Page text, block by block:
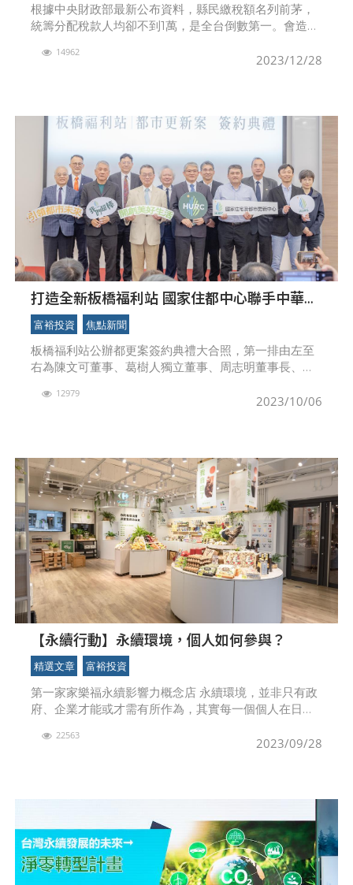
根據中央財政部最新公布資料，縣民繳稅額名列前茅，
統籌分配稅款人均卻不到1萬，是全台倒數第一。會造成
《財政收支劃分法》沒有與時俱進的進行修訂，忽略各
2023/12/28
14962
打造全新板橋福利站 國家住都中心聯手中華工
程推公辦都更
富裕投資 焦點新聞
板橋福利站公辦都更案簽約典禮大合照，第一排由左至
右為陳文可董事、葛樹人獨立董事、周志明董事長、花
長。國家住都中心主辦的「板橋福利站公辦都更案」，
2023/10/06
12979
【永續行動】永續環境，個人如何參與？
精選文章 富裕投資
第一家家樂福永續影響力概念店 永續環境，並非只有政
府、企業才能或才需有所作為，其實每一個個人在日常
境、支持永續環境。透過企業的投入，商業服務業2023/09/28
22563